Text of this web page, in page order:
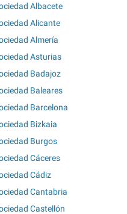
Albacete
Alicante
Almería
Asturias
Badajoz
Baleares
Barcelona
Bizkaia
Burgos
Cáceres
Cádiz
Cantabria
Castellón